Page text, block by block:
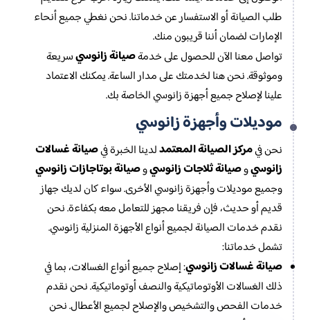
طلب الصيانة أو الاستفسار عن خدماتنا. نحن نغطي جميع أنحاء
الإمارات لضمان أننا قريبون منك.
تواصل معنا الآن للحصول على خدمةصيانة زانوسيسريعة
وموثوقة. نحن هنا لخدمتك على مدار الساعة. يمكنك الاعتماد
علينا لإصلاح جميع أجهزة زانوسي الخاصة بك.
موديلات وأجهزة زانوسي
نحن فيمركز الصيانة المعتمدلدينا الخبرة فيصيانة غسالات
زانوسيوصيانة ثلاجات زانوسيوصيانة بوتاجازات زانوسي
وجميع موديلات وأجهزة زانوسي الأخرى. سواء كان لديك جهاز
قديم أو حديث، فإن فريقنا مجهز للتعامل معه بكفاءة. نحن
نقدم خدمات الصيانة لجميع أنواع الأجهزة المنزلية زانوسي.
تشمل خدماتنا:
صيانة غسالات زانوسي: إصلاح جميع أنواع الغسالات، بما في
ذلك الغسالات الأوتوماتيكية والنصف أوتوماتيكية. نحن نقدم
خدمات الفحص والتشخيص والإصلاح لجميع الأعطال. نحن